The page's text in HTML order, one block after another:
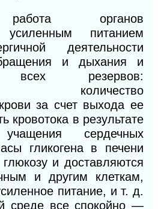
органов
усиленным питанием
деятельности
и дыхания и
всех резервов:
количество
за счет выхода ее
кровотока в результате
сердечных
гликогена в печени
и доставляются
и другим клеткам,
питание, и т. д.
среде все спокойно —